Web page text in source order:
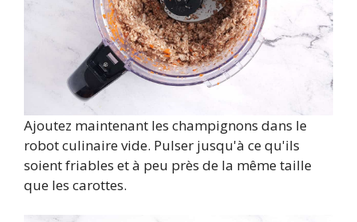
Ajoutez maintenant les champignons dans le
robot culinaire vide. Pulser jusqu'à ce qu'ils
soient friables et à peu près de la même taille
que les carottes.